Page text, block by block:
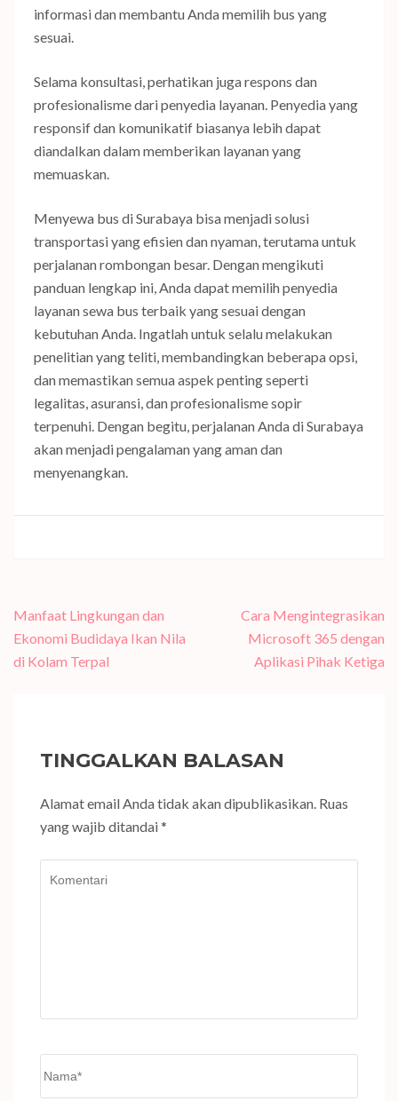
informasi dan membantu Anda memilih bus yang
sesuai.
Selama konsultasi, perhatikan juga respons dan
profesionalisme dari penyedia layanan. Penyedia yang
responsif dan komunikatif biasanya lebih dapat
diandalkan dalam memberikan layanan yang
memuaskan.
Menyewa bus di Surabaya bisa menjadi solusi
transportasi yang efisien dan nyaman, terutama untuk
perjalanan rombongan besar. Dengan mengikuti
panduan lengkap ini, Anda dapat memilih penyedia
layanan sewa bus terbaik yang sesuai dengan
kebutuhan Anda. Ingatlah untuk selalu melakukan
penelitian yang teliti, membandingkan beberapa opsi,
dan memastikan semua aspek penting seperti
legalitas, asuransi, dan profesionalisme sopir
terpenuhi. Dengan begitu, perjalanan Anda di Surabaya
akan menjadi pengalaman yang aman dan
menyenangkan.
Navigasi
pos
Manfaat Lingkungan dan
Ekonomi Budidaya Ikan Nila
di Kolam Terpal
Cara Mengintegrasikan
Microsoft 365 dengan
Aplikasi Pihak Ketiga
TINGGALKAN BALASAN
Alamat email Anda tidak akan dipublikasikan. Ruas
yang wajib ditandai*